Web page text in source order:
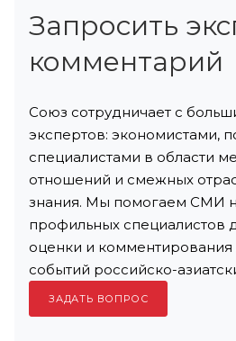
Запросить
комментарий
Союз сотрудничает с
экспертов: экономистами,
специалистами в области
отношений и смежных
знания. Мы помогаем СМИ
профильных специалистов
оценки и комментирования
событий российско-
ЗАДАТЬ ВОПРОС